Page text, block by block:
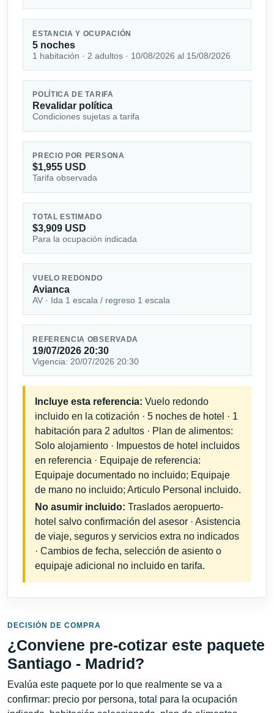
ESTANCIA Y OCUPACIÓN
5 noches
1 habitación · 2 adultos · 10/08/2026 al 15/08/2026
POLÍTICA DE TARIFA
Revalidar política
Condiciones sujetas a tarifa
PRECIO POR PERSONA
$1,955 USD
Tarifa observada
TOTAL ESTIMADO
$3,909 USD
Para la ocupación indicada
VUELO REDONDO
Avianca
AV · Ida 1 escala / regreso 1 escala
REFERENCIA OBSERVADA
19/07/2026 20:30
Vigencia: 20/07/2026 20:30
Incluye esta referencia: Vuelo redondo
incluido en la cotización · 5 noches de hotel · 1
habitación para 2 adultos · Plan de alimentos:
Solo alojamiento · Impuestos de hotel incluidos
en referencia · Equipaje de referencia:
Equipaje documentado no incluido; Equipaje
de mano no incluido; Articulo Personal incluido.
No asumir incluido: Traslados aeropuerto-
hotel salvo confirmación del asesor · Asistencia
de viaje, seguros y servicios extra no indicados
· Cambios de fecha, selección de asiento o
equipaje adicional no incluido en tarifa.
DECISIÓN DE COMPRA
¿Conviene pre-cotizar este paquete
Santiago - Madrid?
Evalúa este paquete por lo que realmente se va a
confirmar: precio por persona, total para la ocupación